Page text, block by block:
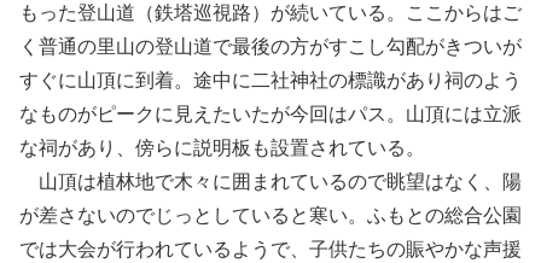
もった登山道（鉄塔巡視路）が続いている。ここからはご
く普通の里山の登山道で最後の方がすこし勾配がきついが
すぐに山頂に到着。途中に二社神社の標識があり祠のよう
なものがピークに見えたいたが今回はパス。山頂には立派
な祠があり、傍らに説明板も設置されている。
山頂は植林地で木々に囲まれているので眺望はなく、陽
が差さないのでじっとしていると寒い。ふもとの総合公園
では大会が行われているようで、子供たちの賑やかな声援